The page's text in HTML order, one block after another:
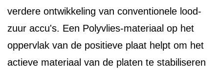
verdere ontwikkeling van conventionele lood-
zuur accu's. Een Polyvlies-materiaal op het
oppervlak van de positieve plaat helpt om het
actieve materiaal van de platen te stabiliseren